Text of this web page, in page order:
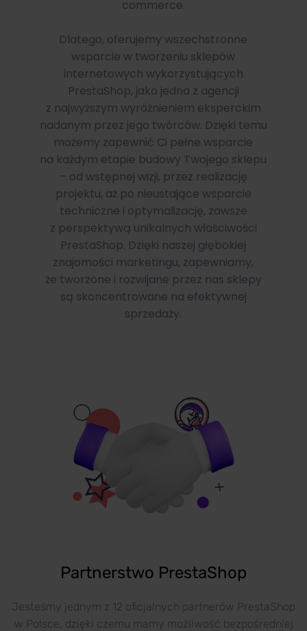
commerce.
Dlatego, oferujemy wszechstronne
wsparcie w tworzeniu sklepów
internetowych wykorzystujących
PrestaShop, jako jedna z agencji
z najwyższym wyróżnieniem eksperckim
nadanym przez jego twórców. Dzięki temu
możemy zapewnić Ci pełne wsparcie
na każdym etapie budowy Twojego sklepu
– od wstępnej wizji, przez realizację
projektu, aż po nieustające wsparcie
techniczne i optymalizację, zawsze
z perspektywą unikalnych właściwości
PrestaShop. Dzięki naszej głębokiej
znajomości marketingu, zapewniamy,
że tworzone i rozwijane przez nas sklepy
są skoncentrowane na efektywnej
sprzedaży.
Partnerstwo PrestaShop
Jesteśmy jednym z 12 oficjalnych partnerów PrestaShop
w Polsce, dzięki czemu mamy możliwość bezpośredniej